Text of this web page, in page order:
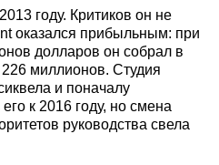
году. Критиков он не
оказался прибыльным: при
долларов он собрал в
миллионов. Студия
и поначалу
к 2016 году, но смена
руководства свела